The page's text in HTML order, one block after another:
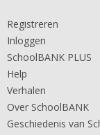
Registreren
Inloggen
SchoolBANK PLUS
Help
Verhalen
Over SchoolBANK
Geschiedenis van